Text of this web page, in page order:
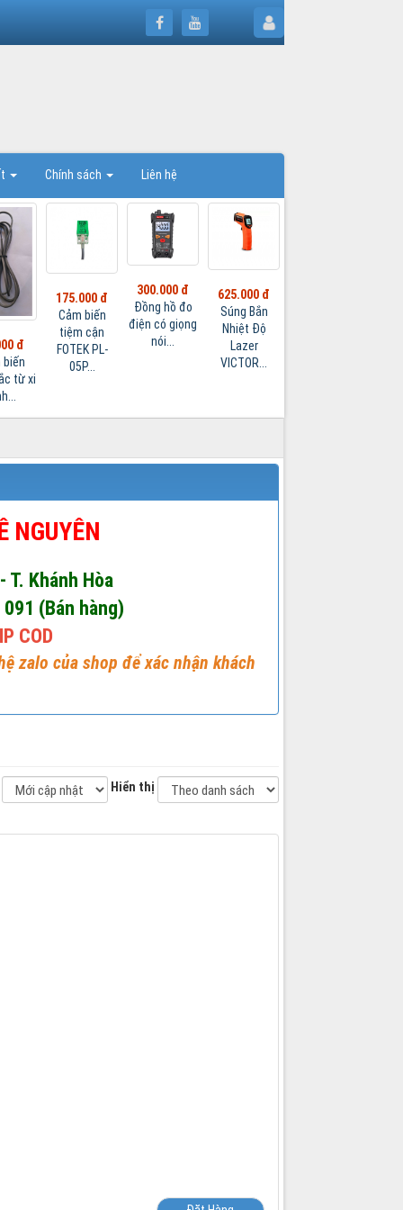
Chính sách Liên hệ
đ
biến
từ xi
175.000 đ
Cảm biến
tiệm cận
FOTEK PL-
05P...
300.000 đ
Đồng hồ đo
điện có giọng
nói...
625.000 đ
Súng Bắn
Nhiệt Độ
Lazer
VICTOR...
T. Khánh Hòa
(Bán hàng)
COD
zalo của shop để xác nhận khách
Hiển thị